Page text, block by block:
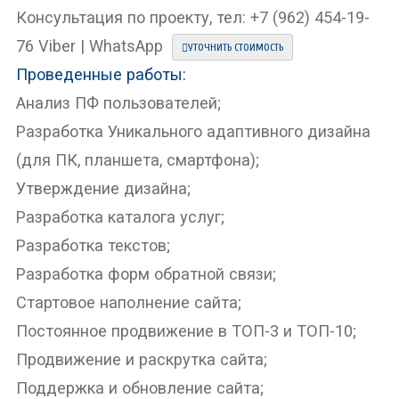
Консультация по проекту, тел: +7 (962) 454-19-
76 Viber | WhatsApp
УТОЧНИТЬ СТОИМОСТЬ
Проведенные работы:
Анализ ПФ пользователей;
Разработка Уникального адаптивного дизайна
(для ПК, планшета, смартфона);
Утверждение дизайна;
Разработка каталога услуг;
Разработка текстов;
Разработка форм обратной связи;
Стартовое наполнение сайта;
Постоянное продвижение в ТОП-3 и ТОП-10;
Продвижение и раскрутка сайта;
Поддержка и обновление сайта;